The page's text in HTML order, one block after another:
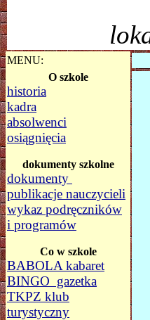
MENU:
O szkole
historia
kadra
absolwenci
osiągnięcia
dokumenty szkolne
dokumenty
publikacje nauczycieli
wykaz podręczników
i programów
Co w szkole
BABOLA kabaret
BINGO gazetka
TKPZ klub
turystyczny